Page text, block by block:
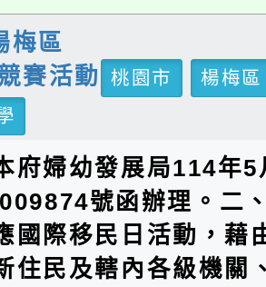
梅區
賽活動
桃園市
楊梅區
府婦幼發展局114年
號函辦理。二
國際移民日活動，藉
住民及轄內各級機關